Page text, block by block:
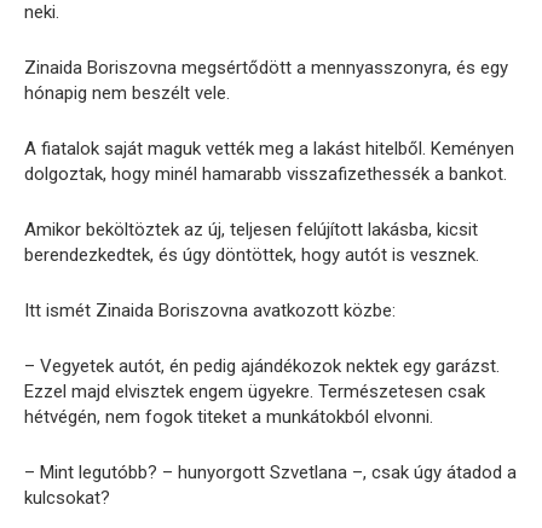
neki.
Zinaida Boriszovna megsértődött a mennyasszonyra, és egy
hónapig nem beszélt vele.
A fiatalok saját maguk vették meg a lakást hitelből. Keményen
dolgoztak, hogy minél hamarabb visszafizethessék a bankot.
Amikor beköltöztek az új, teljesen felújított lakásba, kicsit
berendezkedtek, és úgy döntöttek, hogy autót is vesznek.
Itt ismét Zinaida Boriszovna avatkozott közbe:
– Vegyetek autót, én pedig ajándékozok nektek egy garázst.
Ezzel majd elvisztek engem ügyekre. Természetesen csak
hétvégén, nem fogok titeket a munkátokból elvonni.
– Mint legutóbb? – hunyorgott Szvetlana –, csak úgy átadod a
kulcsokat?